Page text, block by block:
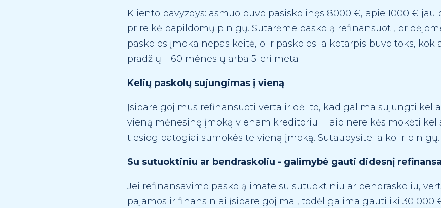
Kliento pavyzdys: asmuo buvo pasiskolinęs 8000 €, apie 1000 € jau
prireikė papildomų pinigų. Sutarėme paskolą refinansuoti,
paskolos įmoka nepasikeitė, o ir paskolos laikotarpis buvo toks,
pradžių – 60 mėnesių arba 5-eri metai.
Kelių paskolų sujungimas į vieną
Įsipareigojimus refinansuoti verta ir dėl to, kad galima sujungti
vieną mėnesinę įmoką vienam kreditoriui. Taip nereikės mokėti
tiesiog patogiai sumokėsite vieną įmoką. Sutaupysite laiko ir pinigų.
Su sutuoktiniu ar bendraskoliu - galimybė gauti didesnį
Jei refinansavimo paskolą imate su sutuoktiniu ar bendraskoliu,
pajamos ir finansiniai įsipareigojimai, todėl galima gauti iki 30 000